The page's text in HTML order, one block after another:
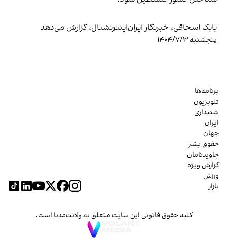
بابک اسحاقی، خبرنگار ایران‌اینترنشنال، گزارش می‌دهد
پنجشنبه ۱۴۰۴/۷/۳
برنامه‌ها
تلویزیون
شنیداری
ایران
جهان
حقوق بشر
جاویدنامان
گزارش ویژه
ورزش
بازار
کلیه حقوق قانونی این سایت متعلق به ولانت‌مدیا است.